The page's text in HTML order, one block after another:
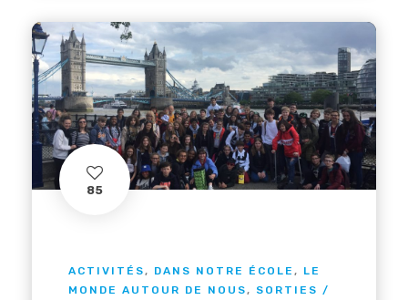
85
ACTIVITÉS, DANS NOTRE ÉCOLE , LE
MONDE AUTOUR DE NOUS, SORTIES /